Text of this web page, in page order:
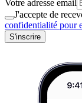
Votre adresse email
J'accepte de
confidentialité pour
S'inscrire